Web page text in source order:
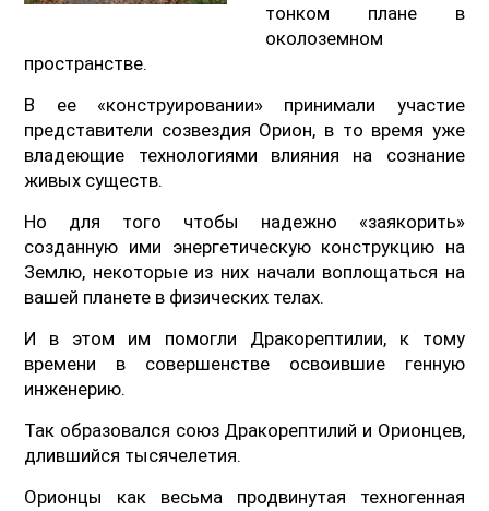
тонком плане в
околоземном
пространстве.
В ее «конструировании» принимали участие
представители созвездия Орион, в то время уже
владеющие технологиями влияния на сознание
живых существ.
Но для того чтобы надежно «заякорить»
созданную ими энергетическую конструкцию на
Землю, некоторые из них начали воплощаться на
вашей планете в физических телах.
И в этом им помогли Дракорептилии, к тому
времени в совершенстве освоившие генную
инженерию.
Так образовался союз Дракорептилий и Орионцев,
длившийся тысячелетия.
Орионцы как весьма продвинутая техногенная